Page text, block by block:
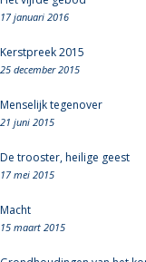
17 januari 2016
Kerstpreek 2015
25 december 2015
Menselijk tegenover
21 juni 2015
De trooster, heilige geest
17 mei 2015
Macht
15 maart 2015